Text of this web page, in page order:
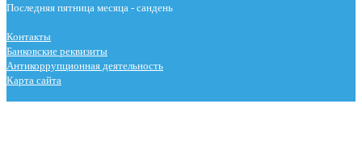
Последняя пятница месяца - сандень
Контакты
Банковские реквизиты
Антикоррупционная деятельность
Карта сайта